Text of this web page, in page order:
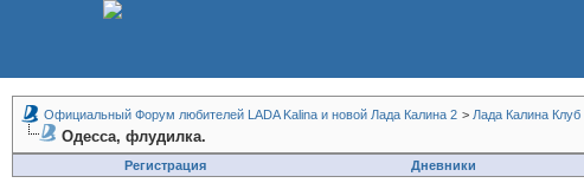
Официальный Форум любителей LADA Kalina и новой Лада Калина 2 > Лада Калина Клуб
Одесса, флудилка.
Регистрация
Дневники